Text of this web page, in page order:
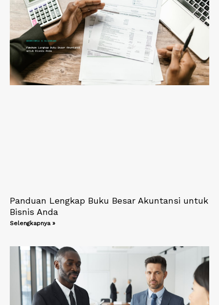
Panduan Lengkap Buku Besar Akuntansi untuk
Bisnis Anda
Selengkapnya »